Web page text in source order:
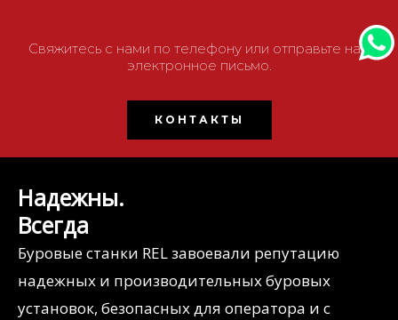
Свяжитесь с нами по телефону или отправьте нам
электронное письмо.
КОНТАКТЫ
Надежны.
Всегда
Буровые станки REL завоевали репутацию
надежных и производительных буровых
установок, безопасных для оператора и с